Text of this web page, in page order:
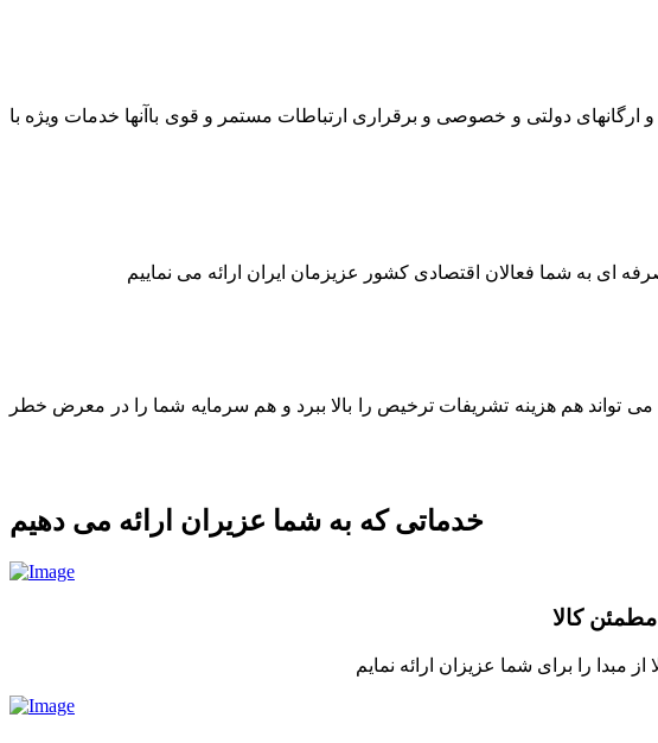
و ارگانهای دولتی و خصوصی و برقراری ارتباطات مستمر و قوی باآنها خدمات ویژه با
ای به شما فعالان اقتصادی کشور عزیزمان ایران ارائه می نماییم
تواند هم هزینه تشریفات ترخیص را بالا ببرد و هم سرمایه شما را در معرض خطر
خدماتی که به شما عزیران ارائه می دهیم
کالا
مبدا را برای شما عزیزان ارائه نمایم